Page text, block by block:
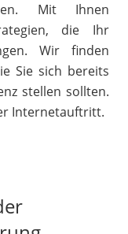
Mit Ihnen
die Ihr
Wir finden
Sie sich bereits
stellen sollten.
Internetauftritt.